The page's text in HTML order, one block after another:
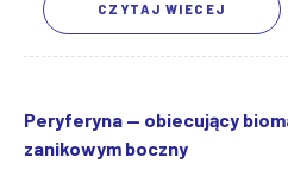
CZYTAJ WIECEJ
Peryferyna — obiecujący
zanikowym boczny